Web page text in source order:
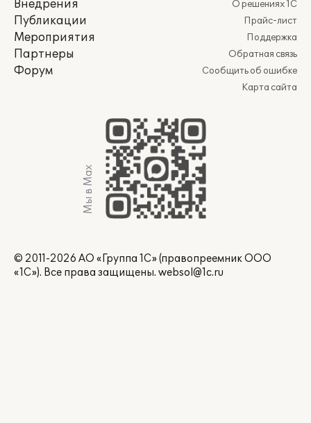
Внедрения
Публикации
Мероприятия
Партнеры
Форум
О решениях 1С
Прайс-лист
Поддержка
Обратная связь
Сообщить об ошибке
Карта сайта
Мы в Max
© 2011-2026 АО «Группа 1С» (правопреемник ООО
«1С»). Все права защищены. websol@1c.ru